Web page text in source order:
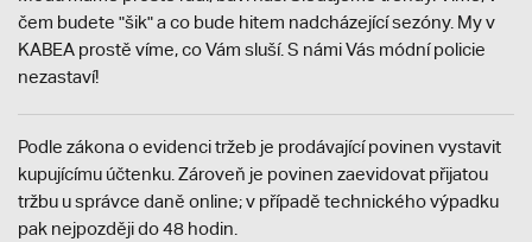
čem budete "šik" a co bude hitem nadcházející sezóny. My v
KABEA prostě víme, co Vám sluší. S námi Vás módní policie
nezastaví!
Podle zákona o evidenci tržeb je prodávající povinen vystavit
kupujícímu účtenku. Zároveň je povinen zaevidovat přijatou
tržbu u správce daně online; v případě technického výpadku
pak nejpozději do 48 hodin.